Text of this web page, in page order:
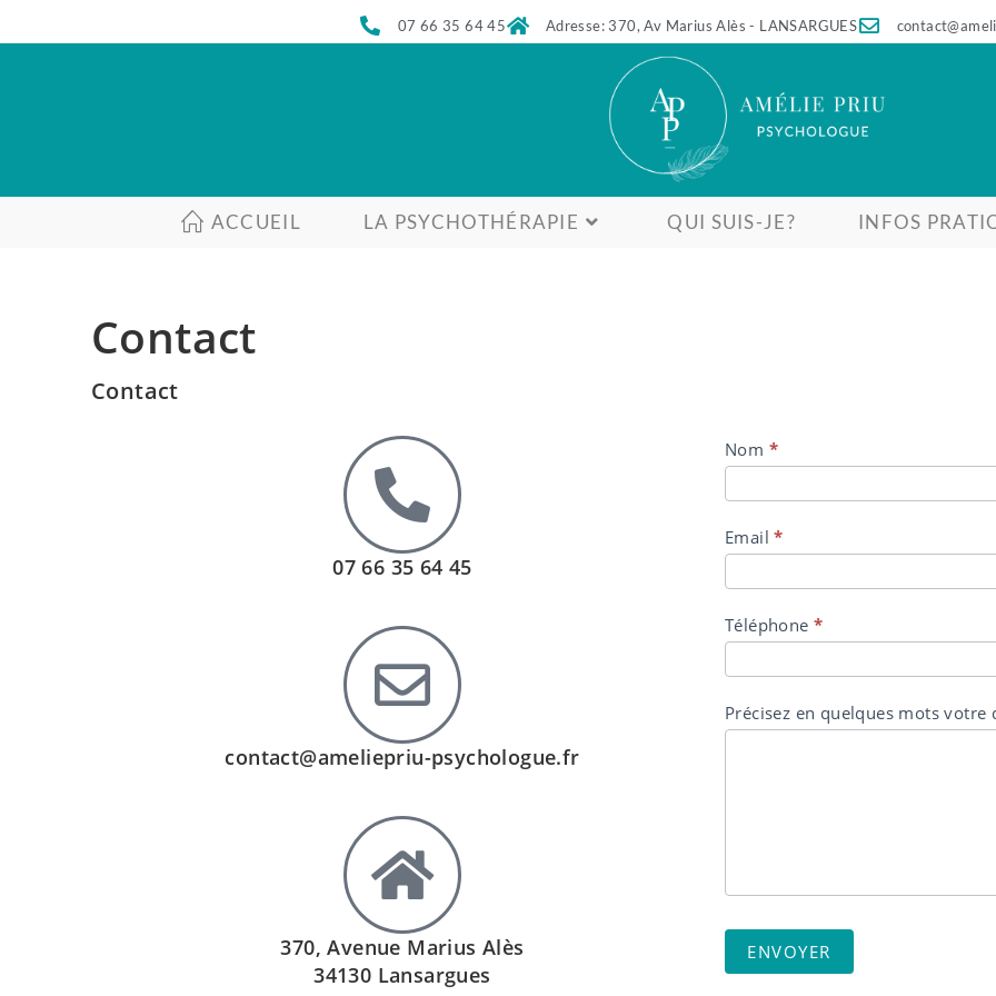
07 66 35 64 45 Adresse: 370, Av Marius Alès - LANSARGUES
ACCUEIL LA PSYCHOTHÉRAPIE QUI SUIS-JE? INFOS
Contact
Contact
07 66 35 64 45
contact@ameliepriu-psychologue.fr
370, Avenue Marius Alès
34130 Lansargues
prise
de
rdv
Nom *
Email*
Téléphone *
Précisez en quelques mots votre
ENVOYER